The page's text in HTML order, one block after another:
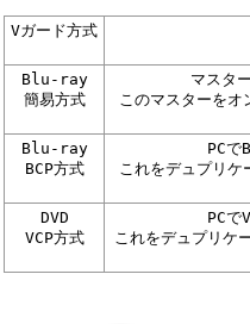
Vガード方式
Blu-ray
簡易方式
マスタ
このマスターをオ
Blu-ray
BCP方式
PCで
これをデュプリケ
DVD
VCP方式
PCで
これをデュプリケ